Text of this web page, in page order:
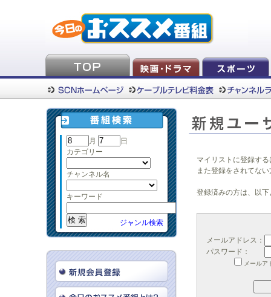
月
日
カテゴリー
チャンネル名
キーワード
ジャンル検索
マイリストに登録す
また登録をされてな
登録済みの方は、以
メールアドレス：
パスワード：
メールア